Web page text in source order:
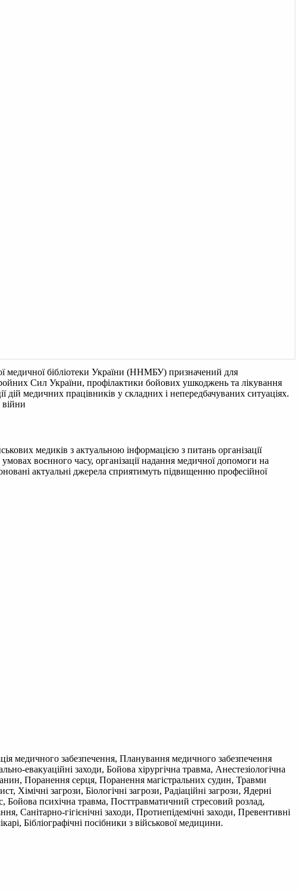
медичної бібліотеки України (ННМБУ) призначений для
Cил України, профілактики бойових ушкоджень та лікування
дій медичних працівників у складних і непередбачуваних ситуаціях.
медиків з актуальною інформацією з питань організації
воєнного часу, організації надання медичної допомоги на
актуальні джерела сприятимуть підвищенню професійної
медичного забезпечення, Планування медичного забезпечення
евакуаційні заходи, Бойова хірургічна травма, Анестезіологічна
Поранення серця, Поранення магістральних судин, Травми
загрози, Біологічні загрози, Радіаційні загрози, Ядерні
Бойова психічна травма, Посттравматичний стресовий розлад,
Санітарно-гігієнічні заходи, Протиепідемічні заходи, Превентивні
Бібліографічні посібники з військової медицини.